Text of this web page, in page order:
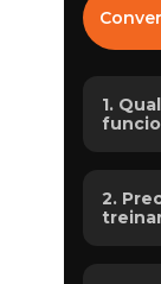
1.
2.